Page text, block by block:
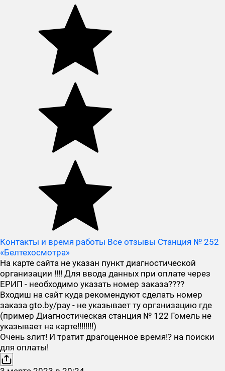
Контакты и время работы Все отзывы Станция № 252
«Белтехосмотра»
На карте сайта не указан пункт диагностической
организации !!!! Для ввода данных при оплате через
ЕРИП - необходимо указать номер заказа????
Входиш на сайт куда рекомендуют сделать номер
заказа gto.by/pay - не указывает ту организацию где
(пример Диагностическая станция № 122 Гомель не
указывает на карте!!!!!!!!)
Очень злит! И тратит драгоценное время!? на поиски
для оплаты!